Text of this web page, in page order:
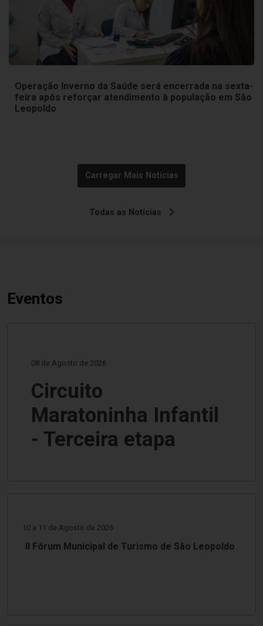
Operação Inverno da Saúde será encerrada na sexta-
feira após reforçar atendimento à população em São
Leopoldo
Carregar Mais Notícias
Todas as Notícias
Eventos
08 de Agosto de 2026
Circuito
Maratoninha Infantil
- Terceira etapa
10 a 11 de Agosto de 2026
II Fórum Municipal de Turismo de São Leopoldo